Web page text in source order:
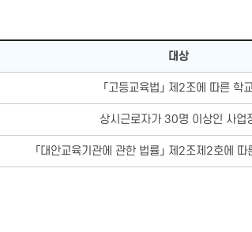
대상
「고등교육법」 제2조에 따른 학
상시근로자가 30명 이상인 사업
「대안교육기관에 관한 법률」 제2조제2호에